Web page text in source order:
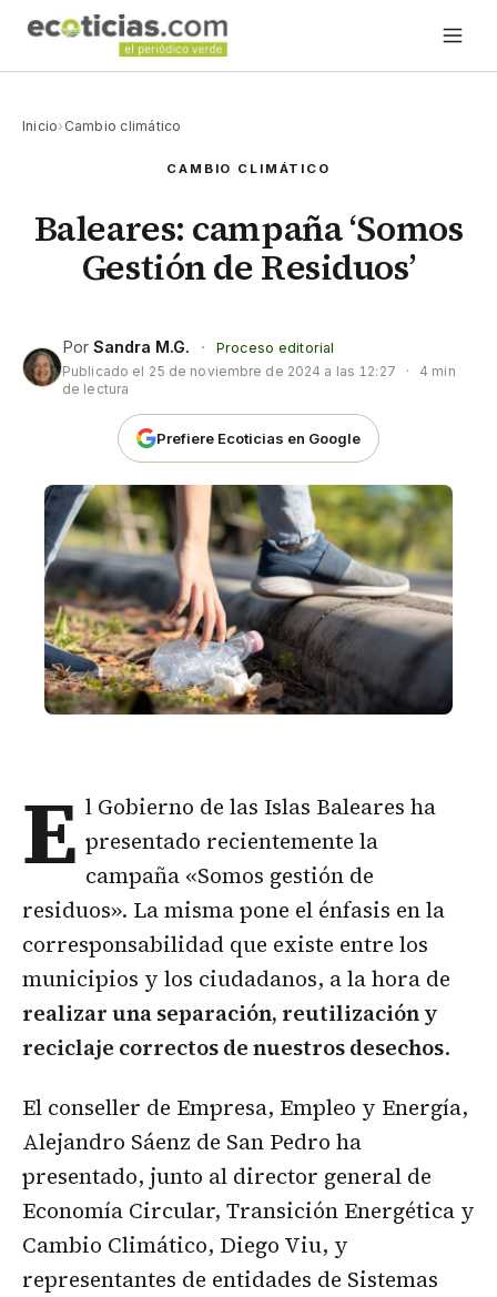
Inicio› Cambio climático
CAMBIO CLIMÁTICO
Baleares: campaña ‘Somos
Gestión de Residuos’
Por Sandra M.G. ·
Proceso editorial
Publicado el 25 de noviembre de 2024 a las 12:27 ·
4 min
de lectura
Prefiere Ecoticias en Google
E l Gobierno de las Islas Baleares ha
presentado recientemente la
campaña «Somos gestión de
residuos». La misma pone el énfasis en la
corresponsabilidad que existe entre los
municipios y los ciudadanos, a la hora de
realizar una separación, reutilización y
reciclaje correctos de nuestros desechos.
El conseller de Empresa, Empleo y Energía,
Alejandro Sáenz de San Pedro ha
presentado, junto al director general de
Economía Circular, Transición Energética y
Cambio Climático, Diego Viu, y
representantes de entidades de Sistemas